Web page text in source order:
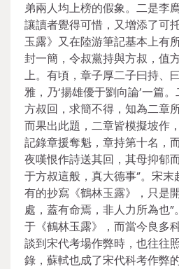
弟兩人均上榜的假象。二是李
讓讀者覺得可惜，又增添了可
玉露》又在陸游筆記基本上有
封一簡，令叔黨持與方叔，值
上。有頃，章子厚二子曰持、
雅，乃‘揚雄優于劉向論’一篇
方叔回，求簡不得，知為二章
而果出此題，二章皆模擬坡作
記錄章援奪魁，章持第十名，
夜嘆恨作詩送其回，其母抑郁
于方叔這般，真大德事”。宋
有的抄寫《鶴林玉露》，只是
處，蓋有命焉，非人力所為也
于《鶴林玉露》，而當今良多
談到宋代考場作弊時，也往往
錄，蘇軾也成了宋代科考作弊的